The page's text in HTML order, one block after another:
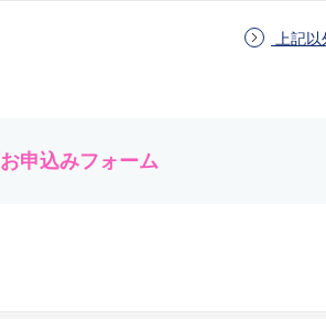
上記
お申込みフォーム